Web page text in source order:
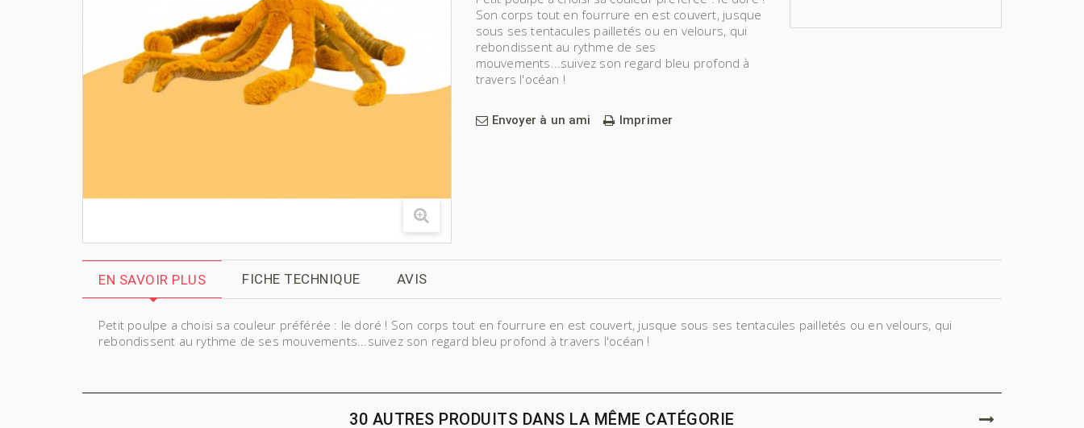
Son corps tout en fourrure en est couvert, jusque
sous ses tentacules pailletés ou en velours, qui
rebondissent au rythme de ses
mouvements...suivez son regard bleu profond à
travers l'océan !
Envoyer à un ami Imprimer
EN SAVOIR PLUS FICHE TECHNIQUE AVIS
Petit poulpe a choisi sa couleur préférée : le doré ! Son corps tout en fourrure en est couvert, jusque sous ses tentacules pailletés ou en velours, qui
rebondissent au rythme de ses mouvements...suivez son regard bleu profond à travers l'océan !
30 AUTRES PRODUITS DANS LA MÊME CATÉGORIE